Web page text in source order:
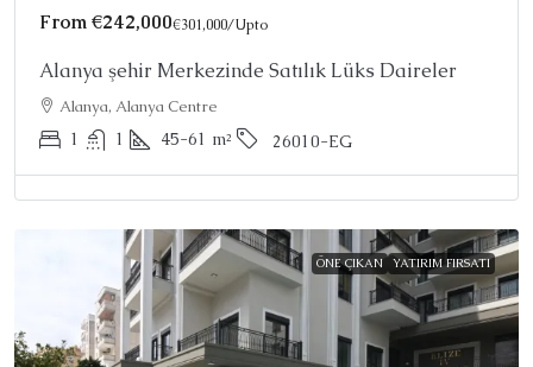
From€242,000€301,000/Upto
Alanya şehir Merkezinde Satılık Lüks Daireler
Alanya, Alanya Centre
1 1 45-61 m² 26010-EG
ÖNE ÇIKAN YATIRIM FIRSATI